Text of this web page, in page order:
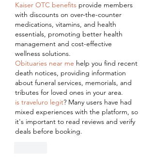
Kaiser OTC benefits provide members
with discounts on over-the-counter
medications, vitamins, and health
essentials, promoting better health
management and cost-effective
wellness solutions.
Obituaries near me help you find recent
death notices, providing information
about funeral services, memorials, and
tributes for loved ones in your area.
is traveluro legit? Many users have had
mixed experiences with the platform, so
it's important to read reviews and verify
deals before booking.